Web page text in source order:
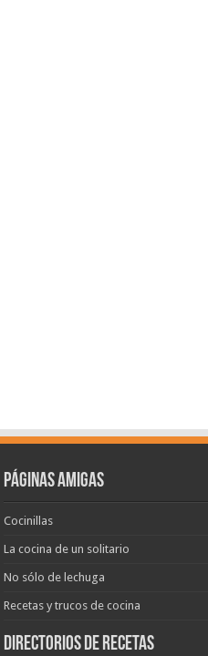
Páginas amigas
Cocinillas
La cocina de un solitario
No sólo de lechuga
Recetas y trucos de cocina
Directorios de recetas